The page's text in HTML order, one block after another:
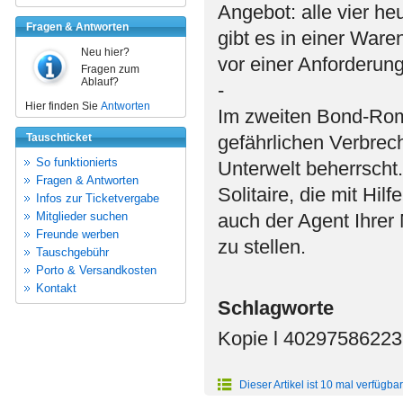
Fragen & Antworten
Neu hier?
Fragen zum
Ablauf?
Hier finden Sie Antworten
Tauschticket
So funktionierts
Fragen & Antworten
Infos zur Ticketvergabe
Mitglieder suchen
Freunde werben
Tauschgebühr
Porto & Versandkosten
Kontakt
Angebot: alle vier
gibt es in einer
vor einer
-
Im zweiten Bond-
gefährlichen
Unterwelt
Solitaire, die mit
auch der Agent
zu stellen.
Schlagworte
Kopie l
Dieser Artikel ist 10 mal verfügbar